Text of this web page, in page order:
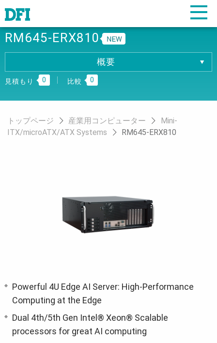
RM645-ERX810
概要
概要
ダウンロード
見積もり 0 比較 0
トップページ 産業用コンピューター
Mini-
ITX/microATX/ATX Systems
RM645-ERX810
Powerful 4U Edge AI Server: High-Performance
Computing at the Edge
Dual 4th/5th Gen Intel® Xeon® Scalable
processors for great AI computing